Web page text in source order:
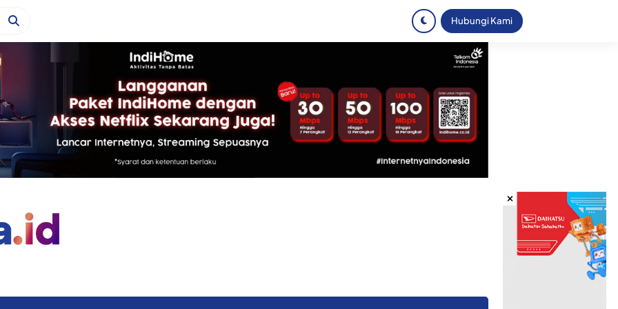
Hubungi Kami